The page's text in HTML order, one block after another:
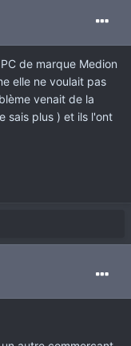
de marque Medion
elle ne voulait pas
venait de la
sais plus ) et ils l'ont